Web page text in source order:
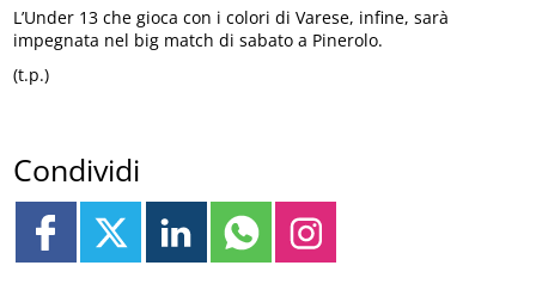
L’Under 13 che gioca con i colori di Varese, infine, sarà
impegnata nel big match di sabato a Pinerolo.
(t.p.)
Condividi